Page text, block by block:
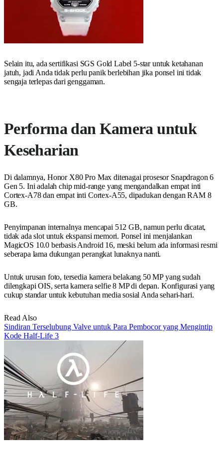
Selain itu, ada sertifikasi SGS Gold Label 5-star untuk ketahanan
jatuh, jadi Anda tidak perlu panik berlebihan jika ponsel ini tidak
sengaja terlepas dari genggaman.
Performa dan Kamera untuk
Keseharian
Di dalamnya, Honor X80 Pro Max ditenagai prosesor Snapdragon 6
Gen 5. Ini adalah chip mid-range yang mengandalkan empat inti
Cortex-A78 dan empat inti Cortex-A55, dipadukan dengan RAM 8
GB.
Penyimpanan internalnya mencapai 512 GB, namun perlu dicatat,
tidak ada slot untuk ekspansi memori. Ponsel ini menjalankan
MagicOS 10.0 berbasis Android 16, meski belum ada informasi resmi
seberapa lama dukungan perangkat lunaknya nanti.
Untuk urusan foto, tersedia kamera belakang 50 MP yang sudah
dilengkapi OIS, serta kamera selfie 8 MP di depan. Konfigurasi yang
cukup standar untuk kebutuhan media sosial Anda sehari-hari.
Read Also
Sindiran Terselubung Valve untuk Para Pembocor yang Mengintip
Kode Half-Life 3